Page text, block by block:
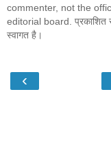
commenter, not the
editorial board. प्रकाशित
स्वागत है।
‹